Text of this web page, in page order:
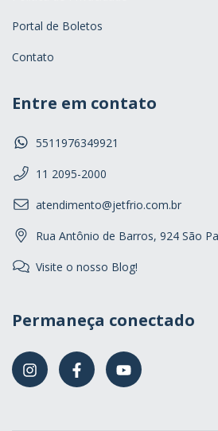
Portal de Boletos
Contato
Entre em contato
5511976349921
11 2095-2000
atendimento@jetfrio.com.br
Rua Antônio de Barros, 924 São
Visite o nosso Blog!
Permaneça conectado